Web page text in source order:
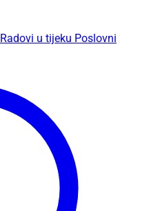
Radovi u tijeku Poslovni